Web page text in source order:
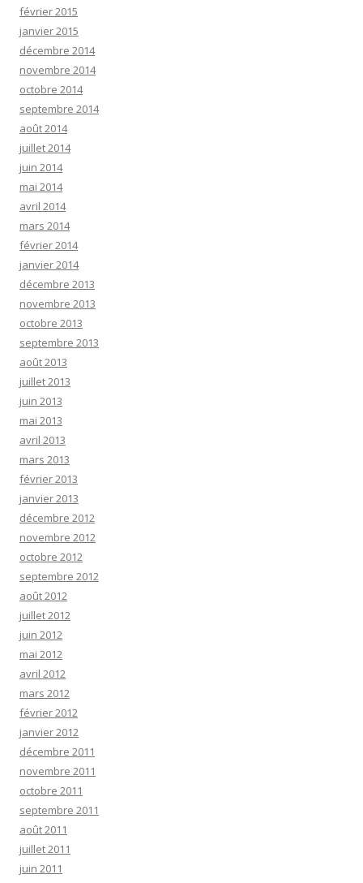
février 2015
janvier 2015
décembre 2014
novembre 2014
octobre 2014
septembre 2014
août 2014
juillet 2014
juin 2014
mai 2014
avril 2014
mars 2014
février 2014
janvier 2014
décembre 2013
novembre 2013
octobre 2013
septembre 2013
août 2013
juillet 2013
juin 2013
mai 2013
avril 2013
mars 2013
février 2013
janvier 2013
décembre 2012
novembre 2012
octobre 2012
septembre 2012
août 2012
juillet 2012
juin 2012
mai 2012
avril 2012
mars 2012
février 2012
janvier 2012
décembre 2011
novembre 2011
octobre 2011
septembre 2011
août 2011
juillet 2011
juin 2011